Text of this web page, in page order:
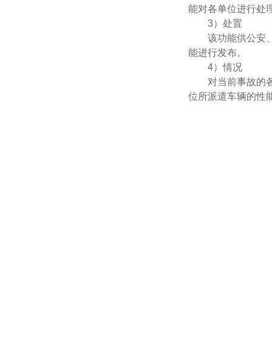
能对各单位进行处
3）处置
该功能供公安
能进行发布。
4）情况
对当前事故的
位所派遣车辆的性